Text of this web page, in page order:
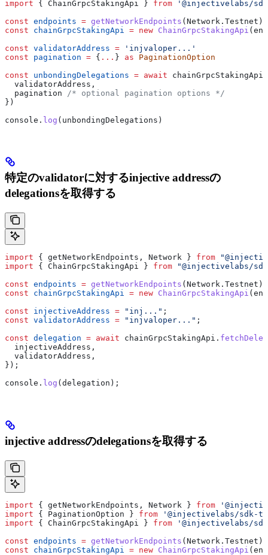
import { ChainGrpcStakingApi } from '@injectivelabs/
const endpoints = getNetworkEndpoints ( Network . Testnet )
const chainGrpcStakingApi = new ChainGrpcStakingApi (
const validatorAddress = 'injvaloper...'
const pagination = { ... } as PaginationOption
const unbondingDelegations = await chainGrpcStakingApi
  validatorAddress
,
  pagination
/* optional pagination options */
})
console . log ( unbondingDelegations )
特定のvalidatorに対するinjective addressの
delegationsを取得する
import { getNetworkEndpoints , Network } from
import { ChainGrpcStakingApi } from "@injectivelabs/
const endpoints = getNetworkEndpoints ( Network . Testnet );
const chainGrpcStakingApi = new ChainGrpcStakingApi (
const injectiveAddress = "inj..." ;
const validatorAddress = "injvaloper..." ;
const delegation = await chainGrpcStakingApi .
  injectiveAddress
,
  validatorAddress
,
});
console . log ( delegation );
injective addressのdelegationsを取得する
import { getNetworkEndpoints , Network } from
import { PaginationOption } from '@injectivelabs/sdk-
import { ChainGrpcStakingApi } from '@injectivelabs/
const endpoints = getNetworkEndpoints (Network . Testnet )
const chainGrpcStakingApi = new ChainGrpcStakingApi (